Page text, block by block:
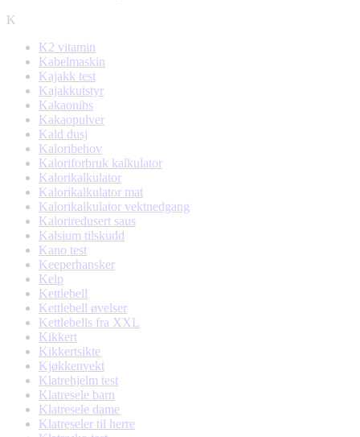
K
K2 vitamin
Kabelmaskin
Kajakk test
Kajakkutstyr
Kakaonibs
Kakaopulver
Kald dusj
Kaloribehov
Kaloriforbruk kalkulator
Kalorikalkulator
Kalorikalkulator mat
Kalorikalkulator vektnedgang
Kaloriredusert saus
Kalsium tilskudd
Kano test
Keeperhansker
Kelp
Kettlebell
Kettlebell øvelser
Kettlebells fra XXL
Kikkert
Kikkertsikte
Kjøkkenvekt
Klatrehjelm test
Klatresele barn
Klatresele dame
Klatreseler til herre